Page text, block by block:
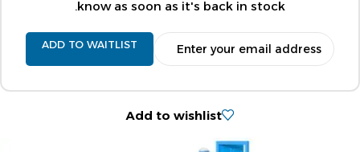
know as soon as it's back in stock.
ADD TO WAITLIST
Add to wishlist